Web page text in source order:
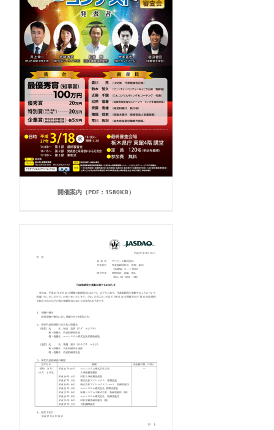
開催案内（PDF：1580KB）